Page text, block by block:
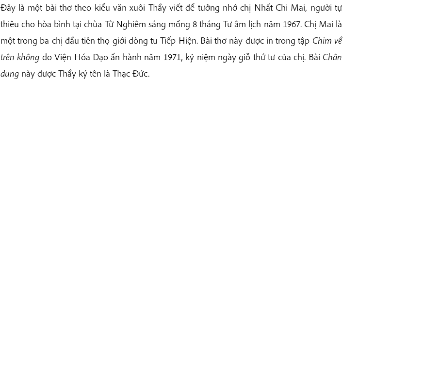
Đây là một bài thơ theo kiểu văn xuôi Thầy viết để tưởng nhớ chị Nhất Chi Mai, người tự
thiêu cho hòa bình tại chùa Từ Nghiêm sáng mồng 8 tháng Tư âm lịch năm 1967. Chị Mai là
một trong ba chị đầu tiên thọ giới dòng tu Tiếp Hiện. Bài thơ này được in trong tập Chim về
trên không do Viện Hóa Đạo ấn hành năm 1971, kỷ niệm ngày giỗ thứ tư của chị. Bài Chân
dung này được Thầy ký tên là Thạc Đức.